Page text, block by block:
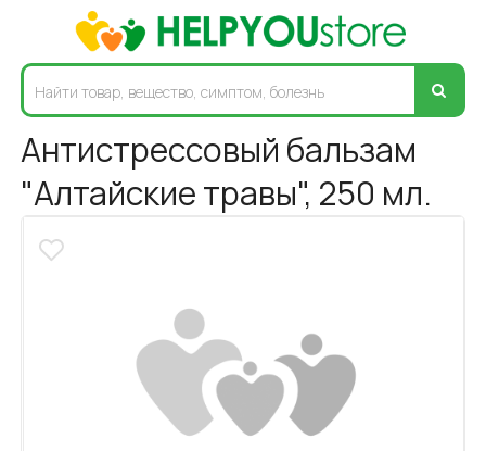
Антистрессовый бальзам
"Алтайские травы", 250 мл.